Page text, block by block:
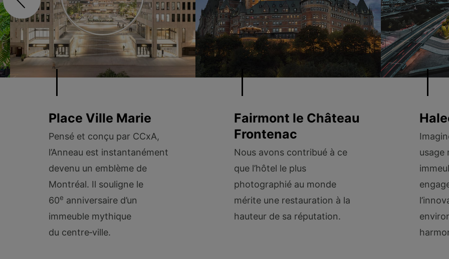
Place Ville Marie
Pensé et conçu par CCxA,
l’Anneau est instantanément
devenu un emblème de
Montréal. Il souligne le
60e anniversaire d’un
immeuble mythique
du centre‑ville.
Fairmont le Château
Frontenac
Nous avons contribué à ce
que l’hôtel le plus
photographié au monde
mérite une restauration à la
hauteur de sa réputation.
usage